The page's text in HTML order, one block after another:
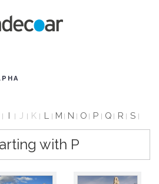
I J K L M N O P Q R
S
with P